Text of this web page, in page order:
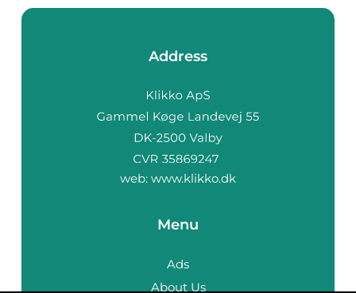
Address
web: www.klikko.dk
Menu
Ads
About Us